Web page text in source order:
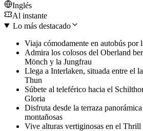
Inglés
Al instante
Lo más destacado
Viaja cómodamente en autobús por
Admira los colosos del Oberland
Mönch y la Jungfrau
Llega a Interlaken, situada entre el
Thun
Súbete al teleférico hacia el
Gloria
Disfruta desde la terraza
montañosas
Vive alturas vertiginosas en el